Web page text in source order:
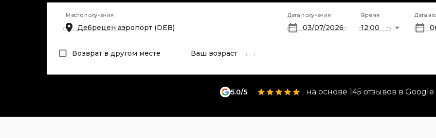
Место получения
Возврат в другом месте Ваш возраст
Дата получения Время Дата
5.0/5 на основе 145 отзывов в Google